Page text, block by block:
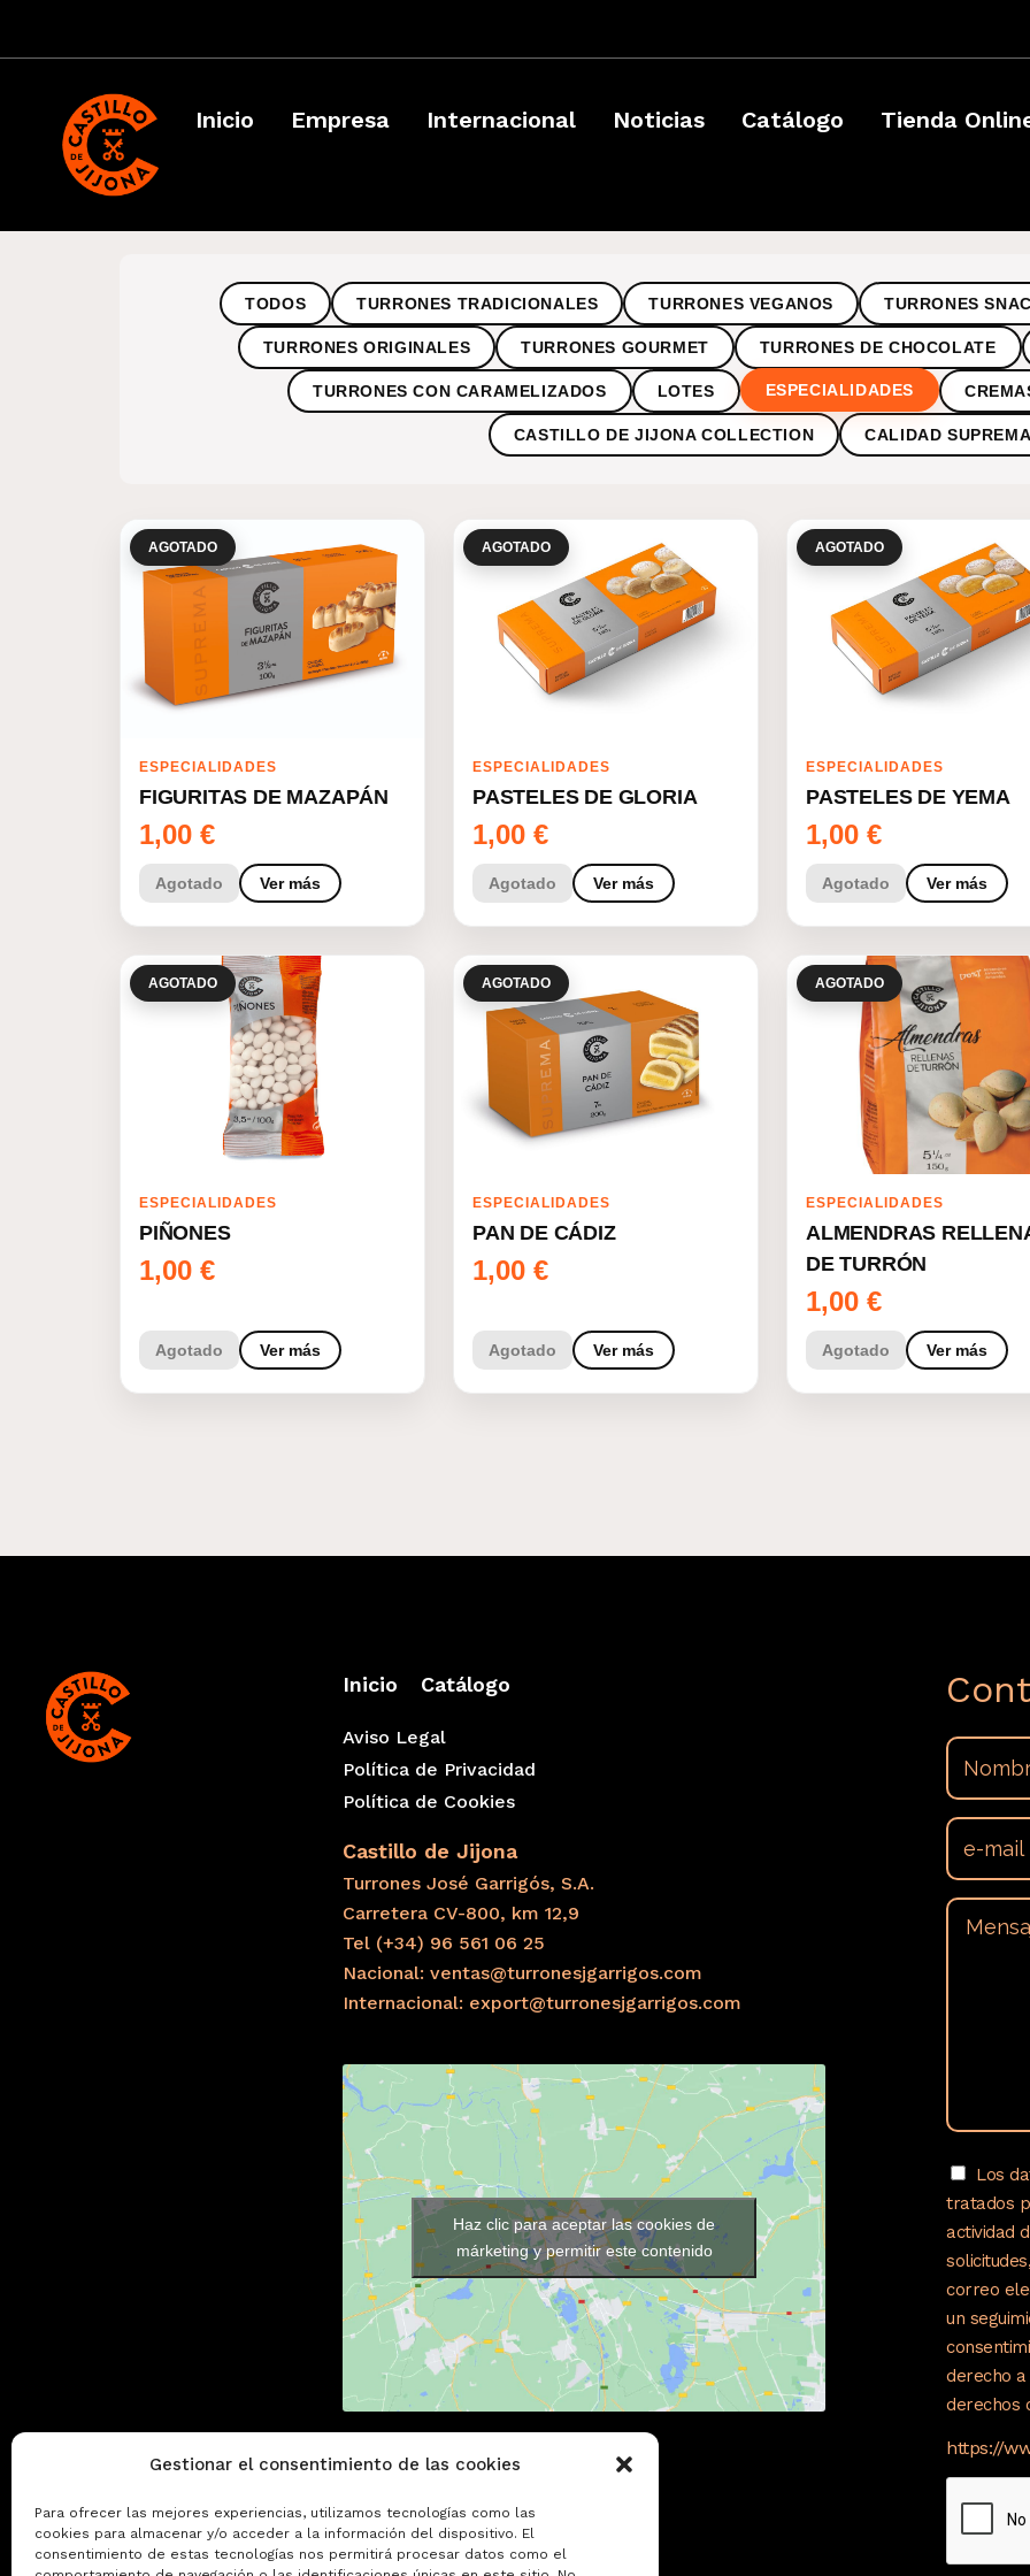
Gestionar el consentimiento de las cookies
Para ofrecer las mejores experiencias, utilizamos tecnologías como las
cookies para almacenar y/o acceder a la información del dispositivo. El
consentimiento de estas tecnologías nos permitirá procesar datos como el
Inicio Empresa Internacional Noticias Catálogo Tienda
TODOS TURRONES TRADICIONALES TURRONES VEGANOS TURRONES
TURRONES ORIGINALES TURRONES GOURMET TURRONES DE CHOCOLATE
TURRONES CON CARAMELIZADOS LOTES ESPECIALIDADES
CASTILLO DE JIJONA COLLECTION CALIDAD
AGOTADO
ESPECIALIDADES
FIGURITAS DE MAZAPÁN
1,00 €
Agotado Ver más
AGOTADO
ESPECIALIDADES
PASTELES DE GLORIA
1,00 €
Agotado Ver más
AGOTADO
ESPECIALIDADES
PASTELES DE YEMA
1,00 €
Agotado Ver más
AGOTADO
ESPECIALIDADES
PIÑONES
1,00 €
Agotado Ver más
AGOTADO
ESPECIALIDADES
PAN DE CÁDIZ
1,00 €
Agotado Ver más
AGOTADO
ESPECIALIDADES
ALMENDRAS
DE TURRÓN
1,00 €
Agotado Ver más
Inicio Catálogo
Aviso Legal
Política de Privacidad
Política de Cookies
Castillo de Jijona
Turrones José Garrigós, S.A.
Carretera CV-800, km 12,9
Tel (+34) 96 561 06 25
Nacional: ventas@turronesjgarrigos.com
Internacional: export@turronesjgarrigos.com
Haz clic para aceptar las cookies de
márketing y permitir este contenido
Los
tratados
actividad
correo
un
derecho
derechos
https://